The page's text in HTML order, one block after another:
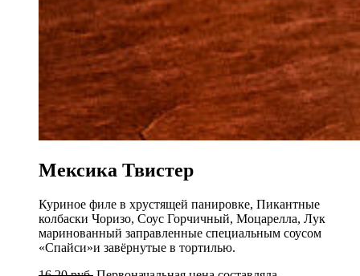
Мексика Твистер
Куриное филе в хрустящей панировке, Пикантные
колбаски Чоризо, Соус Горчичный, Моцарелла, Лук
маринованный заправленные специальным соусом
«Спайси»и завёрнутые в тортилью.